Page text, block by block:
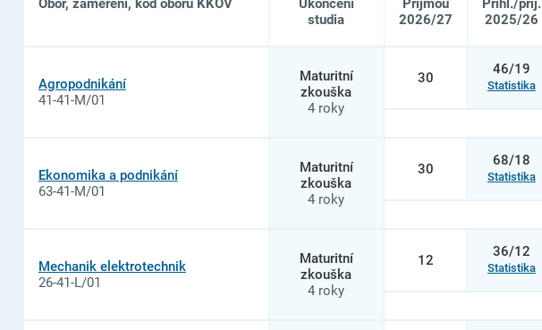
studia
Cheb,
příspěvková
organizace
studia
2026/27
2025/26
Agropodnikání
41-41-M/01
Maturitní
zkouška
4 roky
30
46/19
Statistika
Ekonomika a podnikání
63-41-M/01
Maturitní
zkouška
4 roky
30
68/18
Statistika
Mechanik elektrotechnik
26-41-L/01
Maturitní
zkouška
4 roky
12
36/12
Statistika